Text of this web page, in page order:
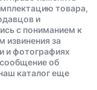
товара,
и
с пониманием к
извинения за
и фотографиях
об
каталог еще